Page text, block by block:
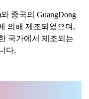
중국의 GuangDong
의해 제조되었으며,
국가에서 제조되는
다.